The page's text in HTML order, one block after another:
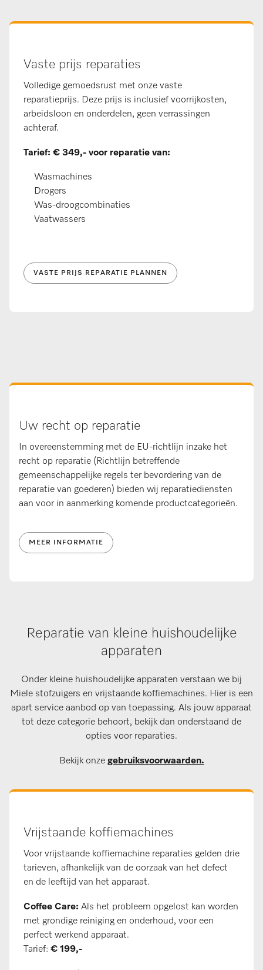
Vaste prijs reparaties
Volledige gemoedsrust met onze vaste
reparatieprijs. Deze prijs is inclusief voorrijkosten,
arbeidsloon en onderdelen, geen verrassingen
achteraf.
Tarief: € 349,- voor reparatie van:
Wasmachines
Drogers
Was-droogcombinaties
Vaatwassers
VASTE PRIJS REPARATIE PLANNEN
Uw recht op reparatie
In overeenstemming met de EU-richtlijn inzake het
recht op reparatie (Richtlijn betreffende
gemeenschappelijke regels ter bevordering van de
reparatie van goederen) bieden wij reparatiediensten
aan voor in aanmerking komende productcategorieën.
MEER INFORMATIE
Reparatie van kleine huishoudelijke
apparaten
Onder kleine huishoudelijke apparaten verstaan we bij
Miele stofzuigers en vrijstaande koffiemachines. Hier is een
apart service aanbod op van toepassing. Als jouw apparaat
tot deze categorie behoort, bekijk dan onderstaand de
opties voor reparaties.
Bekijk onze gebruiksvoorwaarden.
Vrijstaande koffiemachines
Voor vrijstaande koffiemachine reparaties gelden drie
tarieven, afhankelijk van de oorzaak van het defect
en de leeftijd van het apparaat.
Coffee Care: Als het probleem opgelost kan worden
met grondige reiniging en onderhoud, voor een
perfect werkend apparaat.
Tarief: € 199,-​​